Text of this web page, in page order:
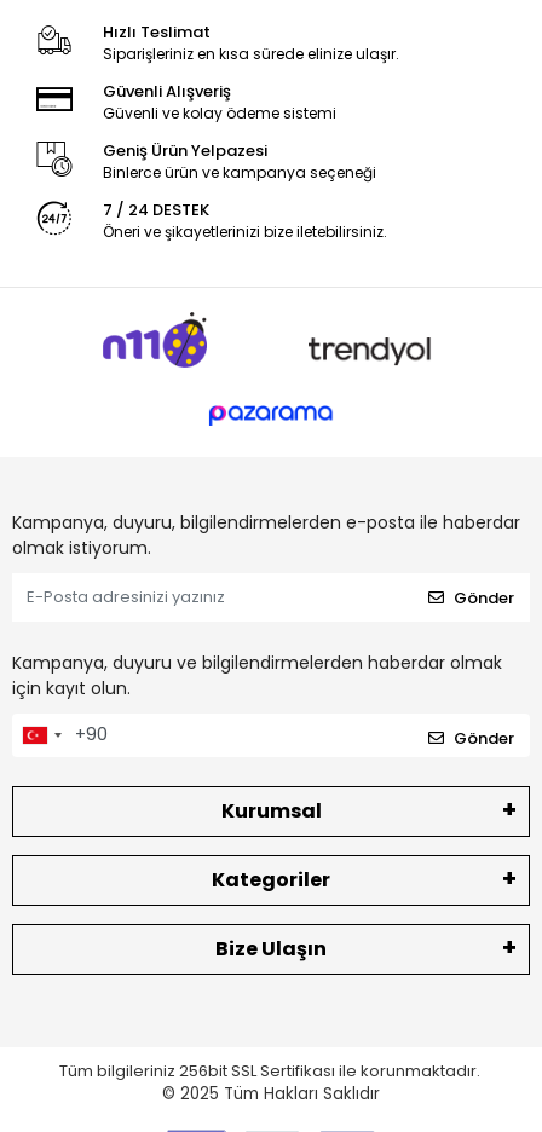
Hızlı Teslimat
Siparişleriniz en kısa sürede elinize ulaşır.
Güvenli Alışveriş
Güvenli ve kolay ödeme sistemi
Geniş Ürün Yelpazesi
Binlerce ürün ve kampanya seçeneği
7 / 24 DESTEK
Öneri ve şikayetlerinizi bize iletebilirsiniz.
Kampanya, duyuru, bilgilendirmelerden e-posta ile haberdar
olmak istiyorum.
Gönder
Kampanya, duyuru ve bilgilendirmelerden haberdar olmak
için kayıt olun.
Gönder
Kurumsal
Kategoriler
Bize Ulaşın
Tüm bilgileriniz 256bit SSL Sertifikası ile korunmaktadır.
© 2025 Tüm Hakları Saklıdır